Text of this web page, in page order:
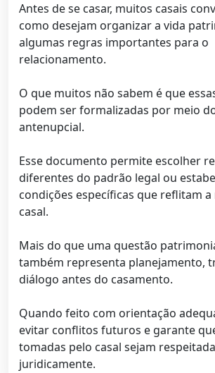
Antes de se casar, muitos casais
como desejam organizar a vida
algumas regras importantes para o
relacionamento.
O que muitos não sabem é que
podem ser formalizadas por meio
antenupcial.
Esse documento permite escolher
diferentes do padrão legal ou
condições específicas que reflitam
casal.
Mais do que uma questão
também representa planejamento,
diálogo antes do casamento.
Quando feito com orientação
evitar conflitos futuros e garante
tomadas pelo casal sejam
juridicamente.